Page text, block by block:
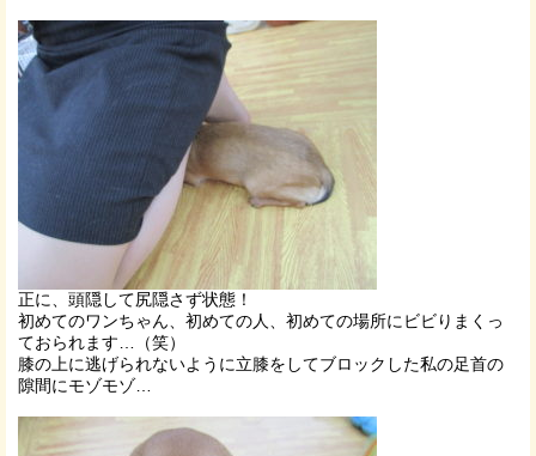
正に、頭隠して尻隠さず状態！
初めてのワンちゃん、初めての人、初めての場所にビビりまくっ
ておられます…（笑）
膝の上に逃げられないように立膝をしてブロックした私の足首の
隙間にモゾモゾ…